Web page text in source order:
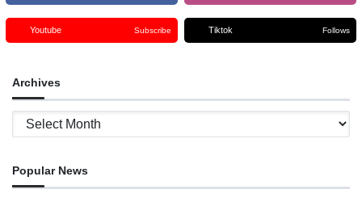
Youtube Subscribe Tiktok Follows
Archives
Archives
Popular News